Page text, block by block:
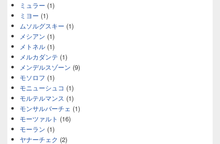
ミュラー (1)
ミヨー (1)
ムソルグスキー (1)
メシアン (1)
メトネル (1)
メルカダンテ (1)
メンデルスゾーン (9)
モソロフ (1)
モニューシュコ (1)
モルテルマンス (1)
モンサルバーチェ (1)
モーツァルト (16)
モーラン (1)
ヤナーチェク (2)